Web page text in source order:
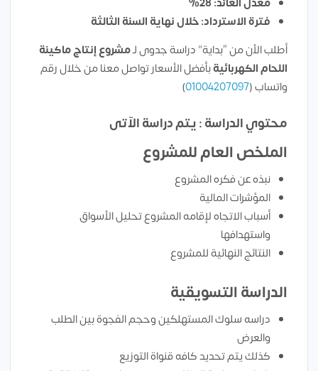
فترة الاسترداد: خلال نهاية السنة الثالثة
أطلب الأن من “بداية” دراسة جدوى لـمشروع إنتاج ماكينة
اللحام الكهربائيةبأفضل الأسعار تواصل معنا من خلال رقم
واتساب (01004207097
)
محتوي الدراسة : يتم دراسة الآتى
الملخص العام للمشروع
نبذه عن فكره المشروع
المؤشرات المالية
أسباب الاتجاه لإقامه المشروع تحليل الأسواق
واستهدافها
النتائج النهائية للمشروع
الدراسة التسويقية
دراسه سلوك المستهلكين وحجم الفجوة بين الطلب
والعرض
كذلك يتم تحديد كافه قنواة التوزيع